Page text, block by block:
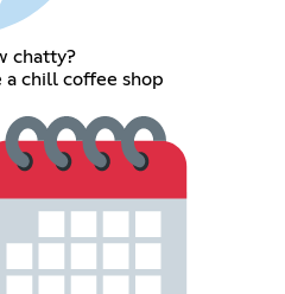
chatty?
a chill coffee shop